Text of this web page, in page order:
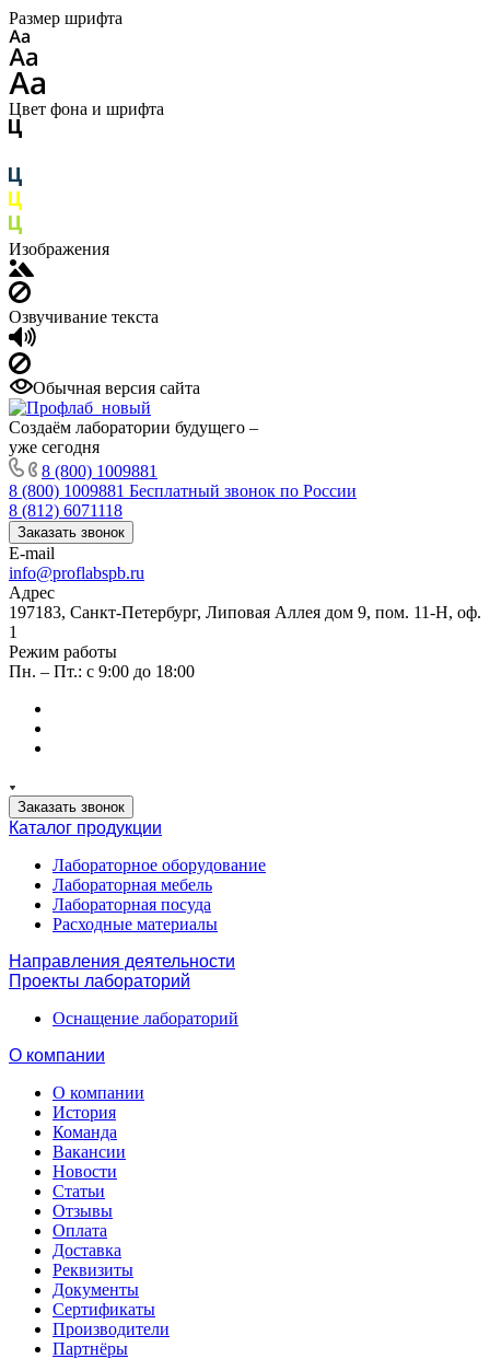
Размер шрифта
Цвет фона и шрифта
Изображения
Озвучивание текста
Обычная версия сайта
Создаём лаборатории будущего –
уже сегодня
8 (800) 1009881
8 (800) 1009881 Бесплатный звонок по России
8 (812) 6071118
Заказать звонок
E-mail
info@proflabspb.ru
Адрес
197183, Санкт-Петербург, Липовая Аллея дом 9, пом. 11-Н, оф.
1
Режим работы
Пн. – Пт.: с 9:00 до 18:00
Заказать звонок
Каталог продукции
Лабораторное оборудование
Лабораторная мебель
Лабораторная посуда
Расходные материалы
Направления деятельности
Проекты лабораторий
Оснащение лабораторий
О компании
О компании
История
Команда
Вакансии
Новости
Статьи
Отзывы
Оплата
Доставка
Реквизиты
Документы
Сертификаты
Производители
Партнёры